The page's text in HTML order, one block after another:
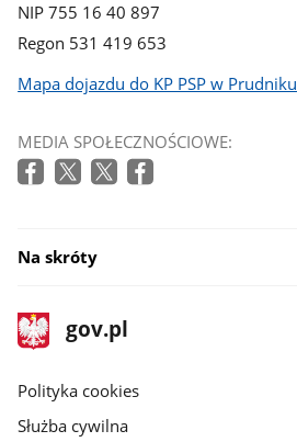
NIP 755 16 40 897
Regon 531 419 653
Mapa dojazdu do KP PSP w Prudniku
się
w
MEDIA SPOŁECZNOŚCIOWE:
Na skróty
stopka
gov.pl
Strona
gov.pl
gov.pl
Polityka cookies
Służba cywilna